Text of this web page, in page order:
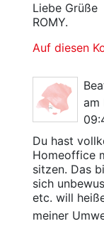
Liebe Grüße
ROMY.
Auf diesen
am
Du hast
Homeoffice
sitzen. Das
sich
etc. will
meiner